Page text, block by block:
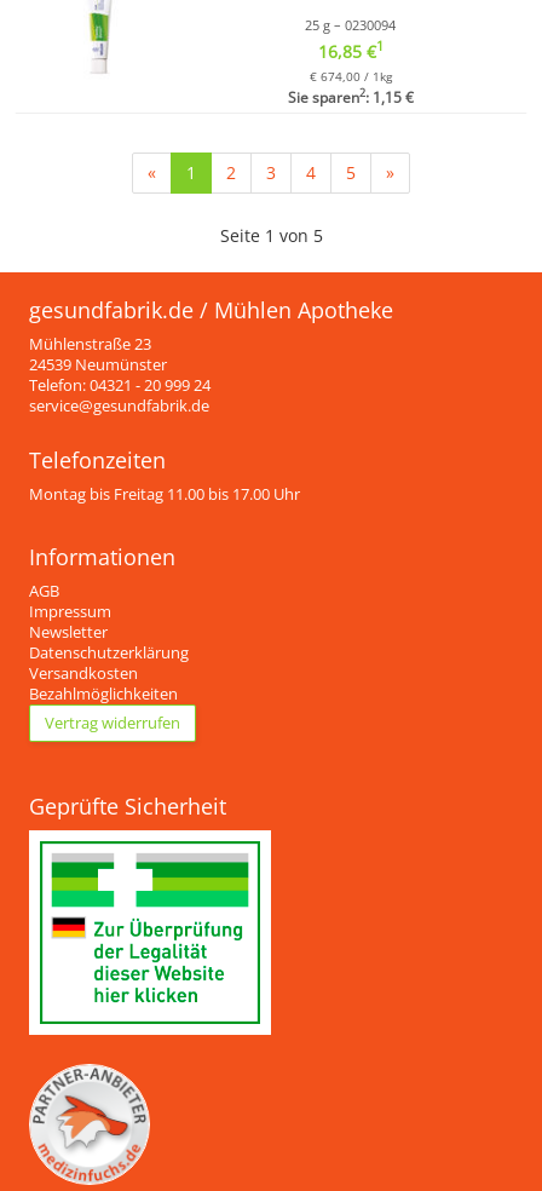
25 g – 0230094
16,85 €1
€ 674,00 / 1kg
Sie sparen2: 1,15 €
« 1 2 3 4 5 »
Seite 1 von 5
gesundfabrik.de / Mühlen Apotheke
Mühlenstraße 23
24539 Neumünster
Telefon: 04321 - 20 999 24
service@gesundfabrik.de
Telefonzeiten
Montag bis Freitag 11.00 bis 17.00 Uhr
Informationen
AGB
Impressum
Newsletter
Datenschutzerklärung
Versandkosten
Bezahlmöglichkeiten
Vertrag widerrufen
Geprüfte Sicherheit